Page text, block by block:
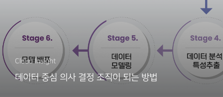
Cloud Insight
데이터 중심 의사 결정 조직이 되는 방법